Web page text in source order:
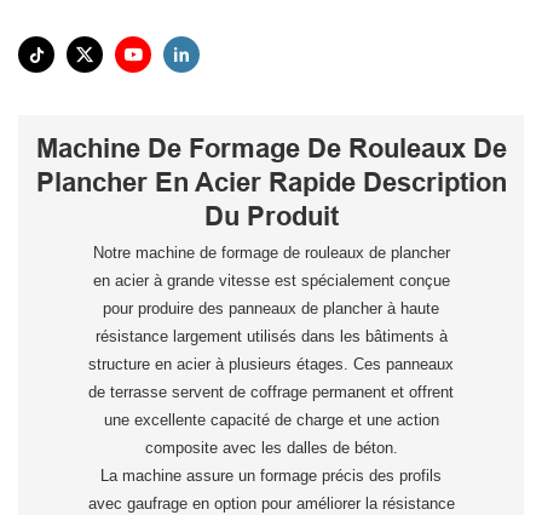
Machine De Formage De Rouleaux De
Plancher En Acier Rapide Description
Du Produit
Notre machine de formage de rouleaux de plancher
en acier à grande vitesse est spécialement conçue
pour produire des panneaux de plancher à haute
résistance largement utilisés dans les bâtiments à
structure en acier à plusieurs étages. Ces panneaux
de terrasse servent de coffrage permanent et offrent
une excellente capacité de charge et une action
composite avec les dalles de béton.
La machine assure un formage précis des profils
avec gaufrage en option pour améliorer la résistance